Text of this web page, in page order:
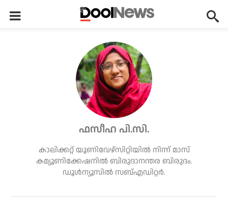
ഫസീഹ പി.സി.
കാലിക്കറ്റ് യൂണിവേഴ്‌സിറ്റിയില്‍ നിന്ന് മാസ്
കമ്യൂണിക്കേഷനില്‍ ബിരുദാനന്തര ബിരുദം.
ഡൂള്‍ന്യൂസില്‍ സബ്എഡിറ്റര്‍.